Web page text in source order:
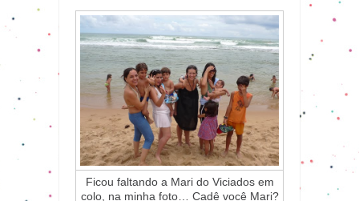
Ficou faltando a Mari do Viciados em
colo, na minha foto… Cadê você Mari?